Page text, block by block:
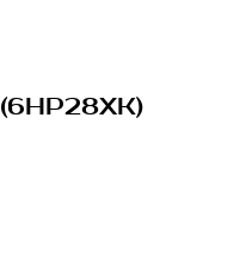
(6HP28XK)